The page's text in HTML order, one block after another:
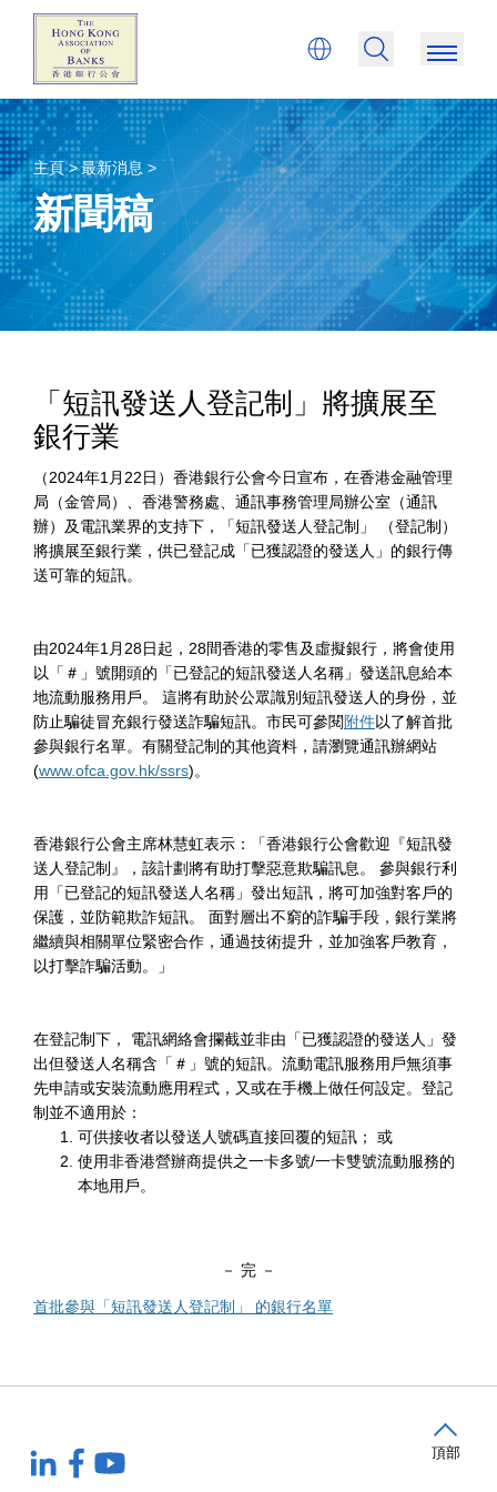
主頁 >最新消息 >
新聞稿
「短訊發送人登記制」將擴展至
銀行業
（2024年1月22日） 香港銀行公會今日宣布，在香港金融管理
局（金管局）、香港警務處、通訊事務管理局辦公室（通訊
辦）及電訊業界的支持下，「短訊發送人登記制」 （登記制）
將擴展至銀行業，供已登記成「已獲認證的發送人」的銀行傳
送可靠的短訊。
由2024年1 月 28日起， 28間香港的零售及虛擬銀行，將會使用
以「＃」號開頭的「已登記的短訊發送人名稱」發送訊息給本
地流動服務用戶。 這將有助於公眾識別短訊發送人的身份，並
防止騙徒冒充銀行發送詐騙短訊。市民可參閱附件以了解首批
參與銀行名單。有關登記制的其他資料，請瀏覽通訊辦網站
(www.ofca.gov.hk/ssrs)。
香港銀行公會主席林慧虹表示：「香港銀行公會歡迎『短訊發
送人登記制』，該計劃將有助打擊惡意欺騙訊息。 參與銀行利
用「已登記的短訊發送人名稱」發出短訊，將可加強對客戶的
保護，並防範欺詐短訊。 面對層出不窮的詐騙手段，銀行業將
繼續與相關單位緊密合作，通過技術提升，並加強客戶教育，
以打擊詐騙活動。」
在登記制下， 電訊網絡會攔截並非由「已獲認證的發送人」發
出但發送人名稱含「＃」號的短訊。流動電訊服務用戶無須事
先申請或安裝流動應用程式，又或在手機上做任何設定。登記
制並不適用於：
可供接收者以發送人號碼直接回覆的短訊； 或
使用非香港營辦商提供之一卡多號/一卡雙號流動服務的
本地用戶。
－ 完 －
首批參與「短訊發送人登記制」 的銀行名單
頂部